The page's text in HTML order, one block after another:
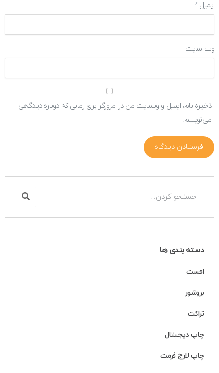
ایمیل *
وب‌ سایت
ذخیره نام، ایمیل و وبسایت من در مرورگر برای زمانی که دوباره دیدگاهی
می‌نویسم.
دسته بندی ها
افست
بروشور
تراکت
چاپ دیجیتال
چاپ لارج فرمت